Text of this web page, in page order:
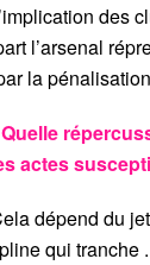
des
l’arsenal
la
actes
dépend du
qui tranche